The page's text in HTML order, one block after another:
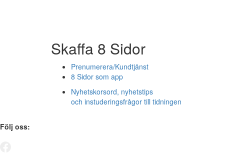
Skaffa 8 Sidor
Prenumerera/Kundtjänst
8 Sidor som app
Nyhetskorsord, nyhetstips
och instuderingsfrågor till tidningen
Följ oss: